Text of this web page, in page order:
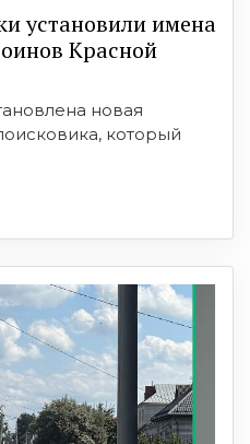
установили имена
Красной
новая
который